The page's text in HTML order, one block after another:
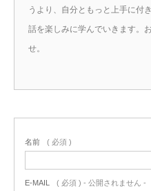
うより、自分ともっと上手に付
話を楽しみに学んでいきます。
せ。
名前 ( 必須 )
E-MAIL ( 必須 ) - 公開されません -